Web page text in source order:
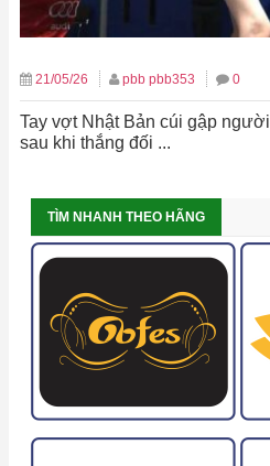
21/05/26 pbb pbb353 0
Tay vợt Nhật Bản cúi gập người
sau khi thắng đối ...
TÌM NHANH THEO HÃNG